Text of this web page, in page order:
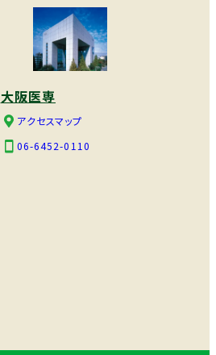
大阪医専
アクセスマップ
06-6452-0110